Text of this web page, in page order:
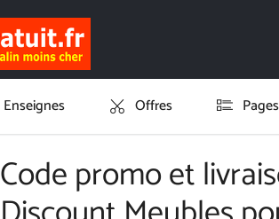
Enseignes Offres Pages
Code promo et